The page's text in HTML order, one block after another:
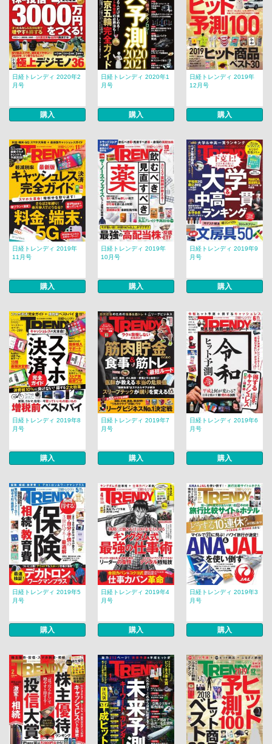
日経トレンディ 2020年2
月号
購入
日経トレンディ 2020年1
月号
購入
日経トレンディ 2019年
12月号
購入
日経トレンディ 2019年
11月号
購入
日経トレンディ 2019年
10月号
購入
日経トレンディ 2019年9
月号
購入
日経トレンディ 2019年8
月号
購入
日経トレンディ 2019年7
月号
購入
日経トレンディ 2019年6
月号
購入
日経トレンディ 2019年5
月号
購入
日経トレンディ 2019年4
月号
購入
日経トレンディ 2019年3
月号
購入